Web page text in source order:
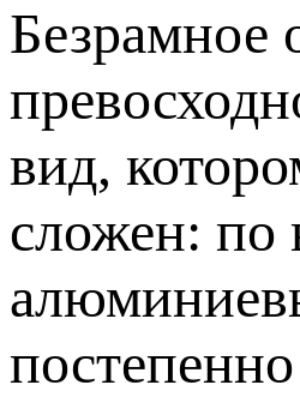
Безрамное
вид,
сложен: по